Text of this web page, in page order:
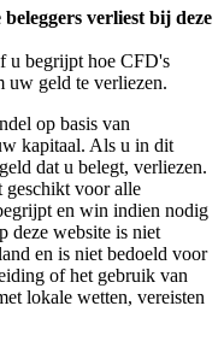
verliest bij deze
u begrijpt hoe CFD's
uw geld te verliezen.
op basis van
kapitaal. Als u in dit
dat u belegt, verliezen.
voor alle
en win indien nodig
deze website is niet
en is niet bedoeld voor
of het gebruik van
lokale wetten, vereisten